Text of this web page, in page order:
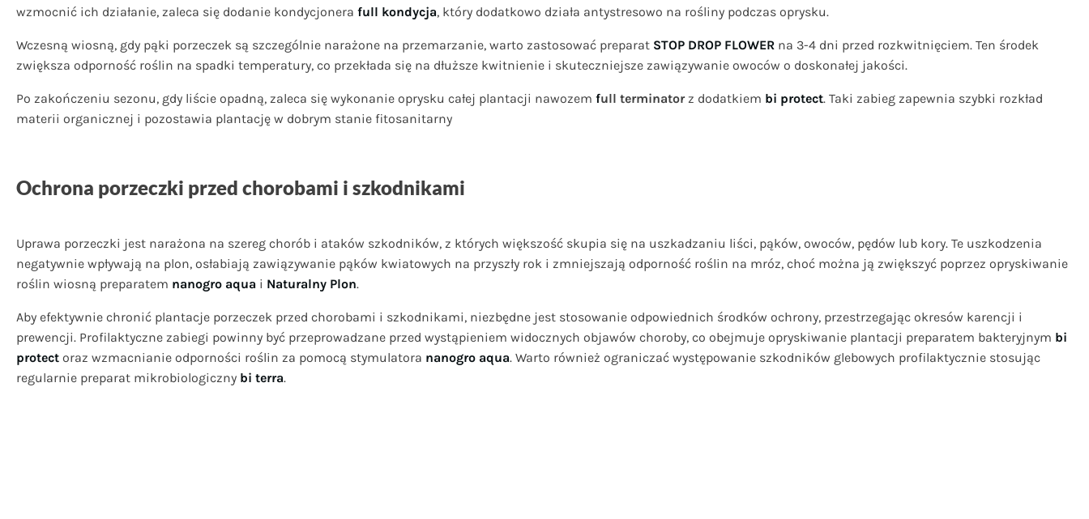
wzmocnić ich działanie, zaleca się dodanie kondycjonera full kondycja, który dodatkowo działa antystresowo na rośliny podczas oprysku.
Wczesną wiosną, gdy pąki porzeczek są szczególnie narażone na przemarzanie, warto zastosować preparat STOP DROP FLOWER na 3-4 dni przed rozkwitnięciem. Ten środek
zwiększa odporność roślin na spadki temperatury, co przekłada się na dłuższe kwitnienie i skuteczniejsze zawiązywanie owoców o doskonałej jakości.
Po zakończeniu sezonu, gdy liście opadną, zaleca się wykonanie oprysku całej plantacji nawozem full terminatorz dodatkiem bi protect. Taki zabieg zapewnia szybki rozkład
materii organicznej i pozostawia plantację w dobrym stanie fitosanitarny
Ochrona porzeczki przed chorobami i szkodnikami
Uprawa porzeczki jest narażona na szereg chorób i ataków szkodników, z których większość skupia się na uszkadzaniu liści, pąków, owoców, pędów lub kory. Te uszkodzenia
negatywnie wpływają na plon, osłabiają zawiązywanie pąków kwiatowych na przyszły rok i zmniejszają odporność roślin na mróz, choć można ją zwiększyć poprzez opryskiwanie
roślin wiosną preparatem nanogro aqua i Naturalny Plon.
Aby efektywnie chronić plantacje porzeczek przed chorobami i szkodnikami, niezbędne jest stosowanie odpowiednich środków ochrony, przestrzegając okresów karencji i
prewencji. Profilaktyczne zabiegi powinny być przeprowadzane przed wystąpieniem widocznych objawów choroby, co obejmuje opryskiwanie plantacji preparatem bakteryjnym bi
protect oraz wzmacnianie odporności roślin za pomocą stymulatora nanogro aqua. Warto również ograniczać występowanie szkodników glebowych profilaktycznie stosując
regularnie preparat mikrobiologiczny bi terra.